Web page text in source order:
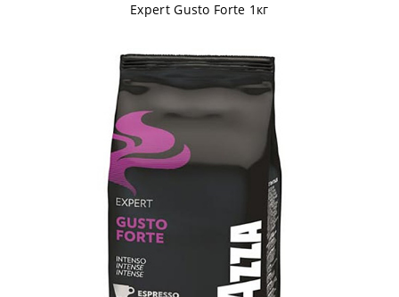
Expert Gusto Forte 1кг